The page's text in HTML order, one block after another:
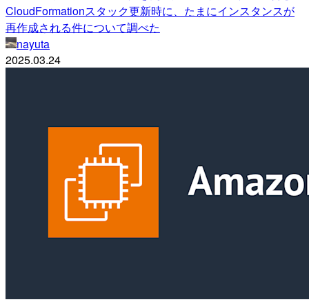
CloudFormationスタック更新時に、たまにインスタンスが
再作成される件について調べた
nayuta
2025.03.24